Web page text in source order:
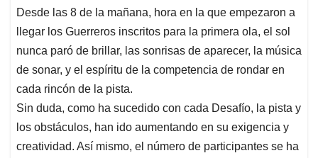
Desde las 8 de la mañana, hora en la que empezaron a
llegar los Guerreros inscritos para la primera ola, el sol
nunca paró de brillar, las sonrisas de aparecer, la música
de sonar, y el espíritu de la competencia de rondar en
cada rincón de la pista.
Sin duda, como ha sucedido con cada Desafío, la pista y
los obstáculos, han ido aumentando en su exigencia y
creatividad. Así mismo, el número de participantes se ha